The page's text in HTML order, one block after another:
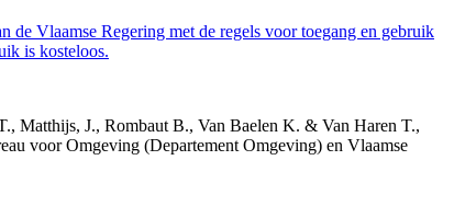
de Vlaamse Regering met de regels voor toegang en gebruik
is kosteloos.
Matthijs, J., Rombaut B., Van Baelen K. & Van Haren T.,
voor Omgeving (Departement Omgeving) en Vlaamse